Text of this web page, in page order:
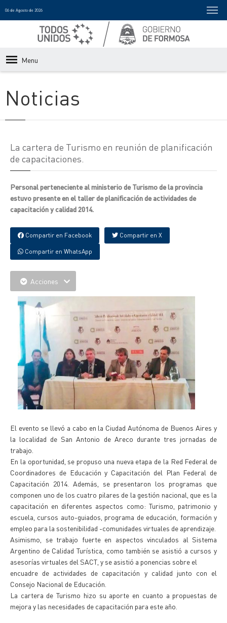
06 de Agosto de 2026
Menu
Noticias
La cartera de Turismo en reunión de planificación
de capacitaciones.
Personal perteneciente al ministerio de Turismo de la provincia
estuvo presente en el taller de planificación de actividades de
capacitación y calidad 2014.
Compartir en Facebook Compartir en X
Compartir en WhatsApp
Acciones
El evento se llevó a cabo en la Ciudad Autónoma de Buenos Aires y
la localidad de San Antonio de Areco durante tres jornadas de
trabajo.
En la oportunidad, se propuso una nueva etapa de la Red Federal de
Coordinadores de Educación y Capacitación del Plan Federal de
Capacitación 2014. Además, se presentaron los programas que
componen uno de los cuatro pilares de la gestión nacional, que es la
capacitación en diferentes aspectos como: Turismo, patrimonio y
escuela, cursos auto-guiados, programa de educación, formación y
empleo para la sostenibilidad -comunidades virtuales de aprendizaje.
Asimismo, se trabajo fuerte en aspectos vinculados al Sistema
Argentino de Calidad Turística, como también se asistió a cursos y
asesorías virtuales del SACT, y se asistió a ponencias sobre el
encuadre de actividades de capacitación y calidad junto con el
Consejo Nacional de Educación.
La cartera de Turismo hizo su aporte en cuanto a propuestas de
mejora y las necesidades de capacitación para este año.